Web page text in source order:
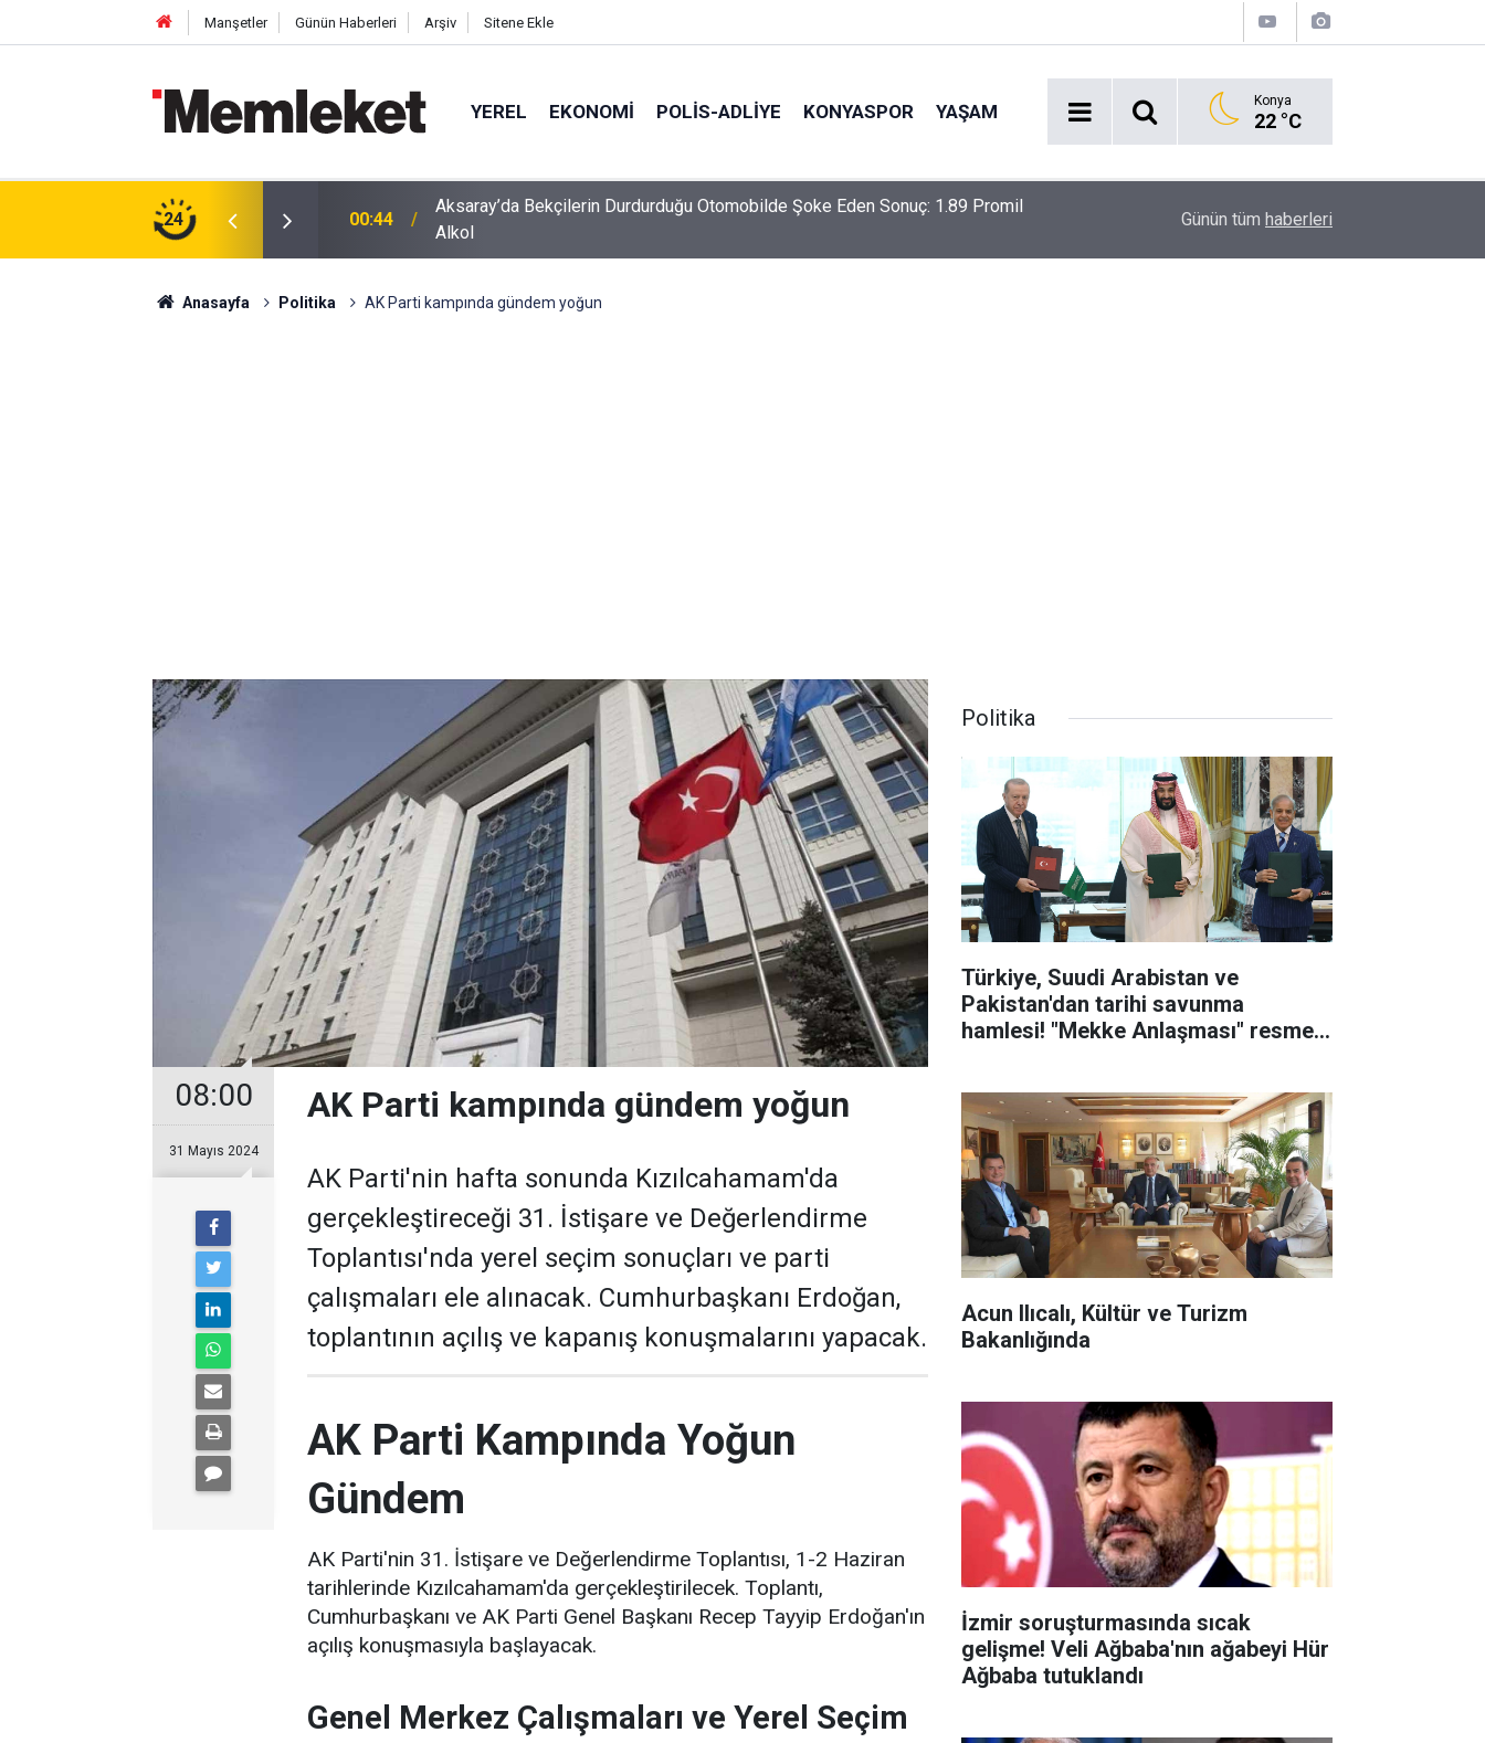
Manşetler Günün Haberleri Arşiv Sitene Ekle
YEREL EKONOMI POLİS-ADLİYE KONYASPOR YAŞAM Konya
22 °C
24
Otomobilde Şoke Eden Sonuç: 1.89 Promil
00:41 Polatlı-Haymana-Konya hattı bölünmüş yol oluyor Erkin Koray'ı bir tek onlar hatırladı
Günün tüm haberleri
Anasayfa Politika AK Parti kampında gündem yoğun
08:00
31 Mayıs 2024
AK Parti kampında gündem yoğun
AK Parti'nin hafta sonunda Kızılcahamam'da
gerçekleştireceği 31. İstişare ve Değerlendirme
Toplantısı'nda yerel seçim sonuçları ve parti
çalışmaları ele alınacak. Cumhurbaşkanı Erdoğan,
toplantının açılış ve kapanış konuşmalarını yapacak.
AK Parti Kampında Yoğun
Gündem
AK Parti'nin 31. İstişare ve Değerlendirme Toplantısı, 1-2 Haziran
tarihlerinde Kızılcahamam'da gerçekleştirilecek. Toplantı,
Cumhurbaşkanı ve AK Parti Genel Başkanı Recep Tayyip Erdoğan'ın
açılış konuşmasıyla başlayacak.
Genel Merkez Çalışmaları ve Yerel Seçim
Politika
Türkiye, Suudi Arabistan ve
Pakistan'dan tarihi savunma
hamlesi! "Mekke Anlaşması" resmen
Acun Ilıcalı, Kültür ve Turizm
Bakanlığında
İzmir soruşturmasında sıcak
gelişme! Veli Ağbaba'nın ağabeyi Hür
Ağbaba tutuklandı